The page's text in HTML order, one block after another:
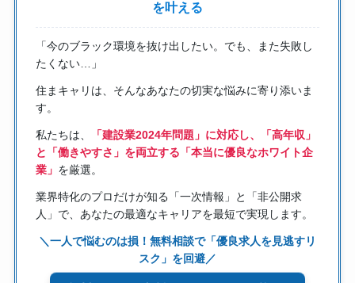
を叶える
「今のブラック環境を抜け出したい。でも、また失敗し
たくない…」
住まキャリは、そんなあなたの切実な悩みに寄り添いま
す。
私たちは、
「建設業2024年問題」に対応し、「高年収」
と「働きやすさ」を両立する「本当に優良なホワイト企
業」 を厳選。
業界特化のプロだけが知る「一次情報」と「非公開求
人」で、あなたの最適なキャリアを最短で実現します。
＼一人で悩むのは損！無料相談で「優良求人を見逃すリ
スク」を回避／